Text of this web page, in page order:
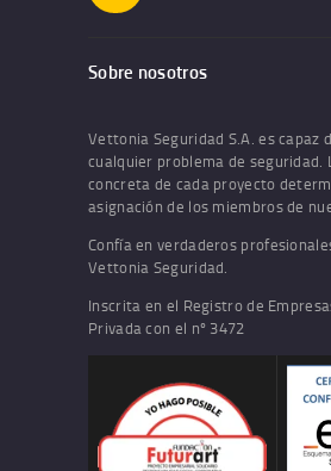
Sobre nosotros
Vettonia Seguridad S.A. es capaz
cualquier problema de seguridad.
concreta de cada proyecto
asignación de los miembros de
Confía en verdaderos
Vettonia Seguridad.
Inscrita en el Registro de
Privada con el nº 3472